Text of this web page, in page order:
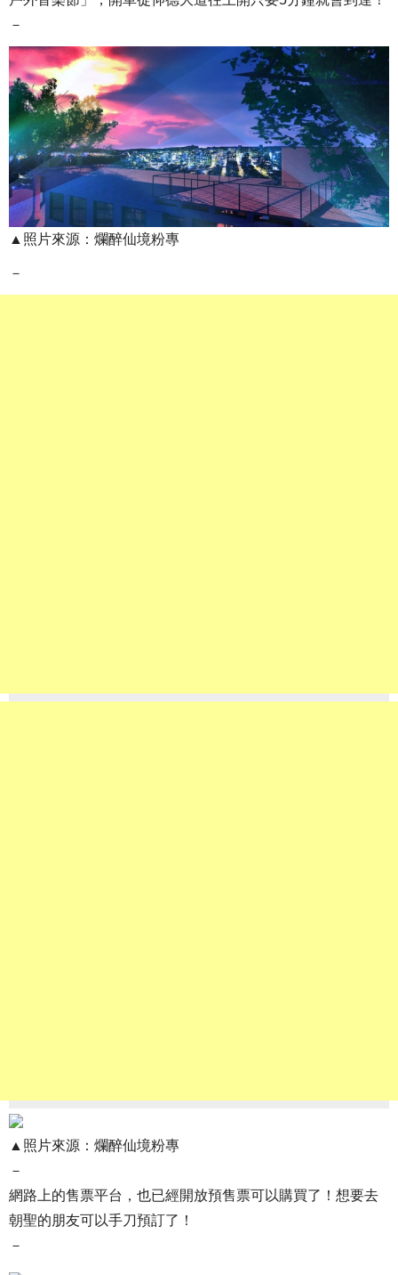
－
▲照片來源：爛醉仙境粉專
－
▲照片來源：爛醉仙境粉專
－
網路上的售票平台，也已經開放預售票可以購買了！想要去
朝聖的朋友可以手刀預訂了！
－